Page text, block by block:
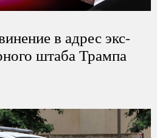
в адрес экс-
штаба Трампа